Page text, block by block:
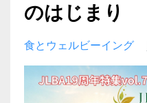
のはじまり
食とウェルビーイング